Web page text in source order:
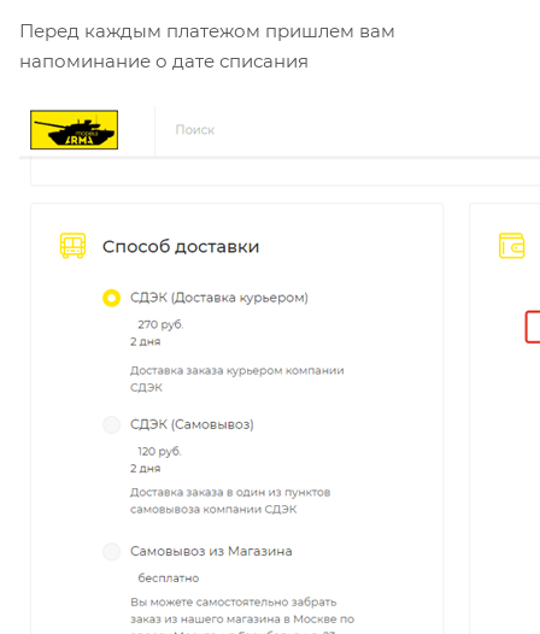
Перед каждым платежом пришлем вам
напоминание о дате списания